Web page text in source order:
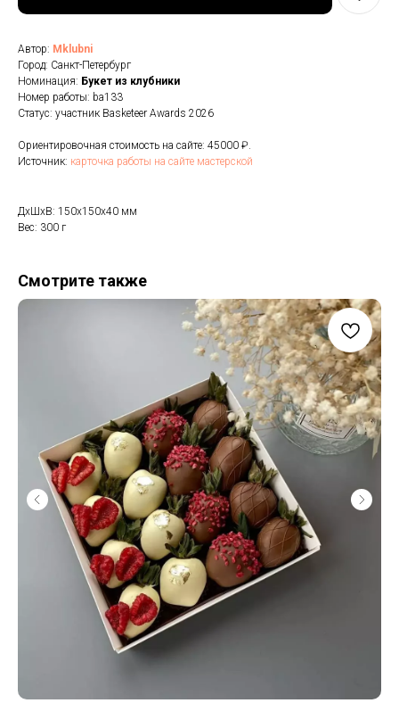
Автор: Mklubni
Город: Санкт-Петербург
Номинация: Букет из клубники
Номер работы: ba133
Статус: участник Basketeer Awards 2026
Ориентировочная стоимость на сайте: 45000 ₽.
Источник: карточка работы на сайте мастерской
ДxШxВ: 150x150x40 мм
Вес: 300 г
Смотрите также